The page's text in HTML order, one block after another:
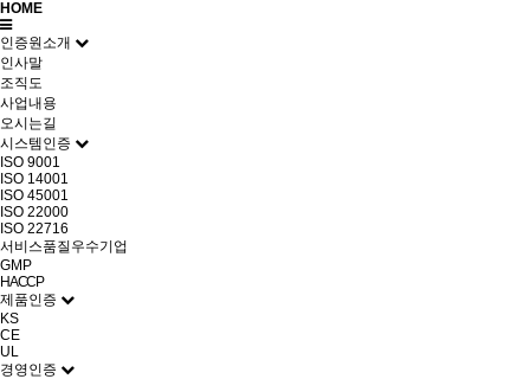
HOME
인증원소개
인사말
조직도
사업내용
오시는길
시스템인증
ISO 9001
ISO 14001
ISO 45001
ISO 22000
ISO 22716
서비스품질우수기업
GMP
HACCP
제품인증
KS
CE
UL
경영인증